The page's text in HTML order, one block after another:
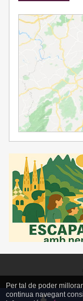
Per tal de poder
continua navegant